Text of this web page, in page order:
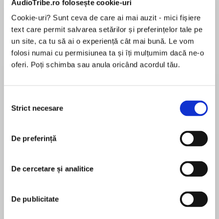
AudioTribe.ro folosește cookie-uri
Cookie-uri? Sunt ceva de care ai mai auzit - mici fișiere
text care permit salvarea setărilor și preferințelor tale pe
un site, ca tu să ai o experiență cât mai bună. Le vom
folosi numai cu permisiunea ta și îți mulțumim dacă ne-o
oferi. Poți schimba sau anula oricând acordul tău.
consimțământului
Strict necesare
De preferință
De cercetare și analitice
De publicitate
Desprecarte
** The #1 eBook bestseller! **
page-turner, with a poisonous sting in the tail.’
She thought they had a perfect marriage….
When a plane crashes, Iris Griffiths watches the
news unfold with horror…and then relief. Her
beloved husband Will had just flown out from
the same airport, but he was on a different
În acest moment nu există recenzii
pentru această carte
Kimberly Belle is the USA Today and